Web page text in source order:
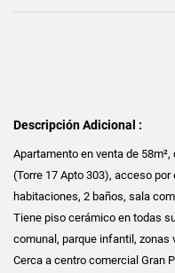
Descripción Adicional :
Apartamento en venta de
(Torre 17 Apto 303), acceso
habitaciones, 2 baños, sala
Tiene piso cerámico en todas
comunal, parque infantil, zonas
Cerca a centro comercial Gran